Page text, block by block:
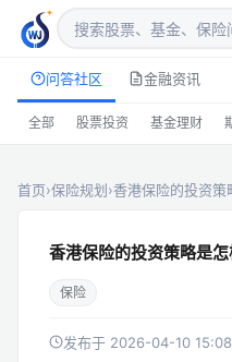
问答社区 金融资讯
全部 股票投资 基金理财
首页›保险规划›香港保险的投资
香港保险的投资策略是怎
保险
发布于 2026-04-10 15:08